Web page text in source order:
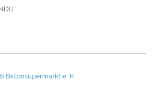
Ballonsupermarkt e. K.